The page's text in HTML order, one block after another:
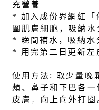
充營養
* 加入成份界網紅「
圍肌膚細胞，吸納水
* 晚間補水，吸納水
* 用完第二日更新左
使用方法:
取少量晚
頰、鼻子和下巴各一
皮膚，向上向外打圈